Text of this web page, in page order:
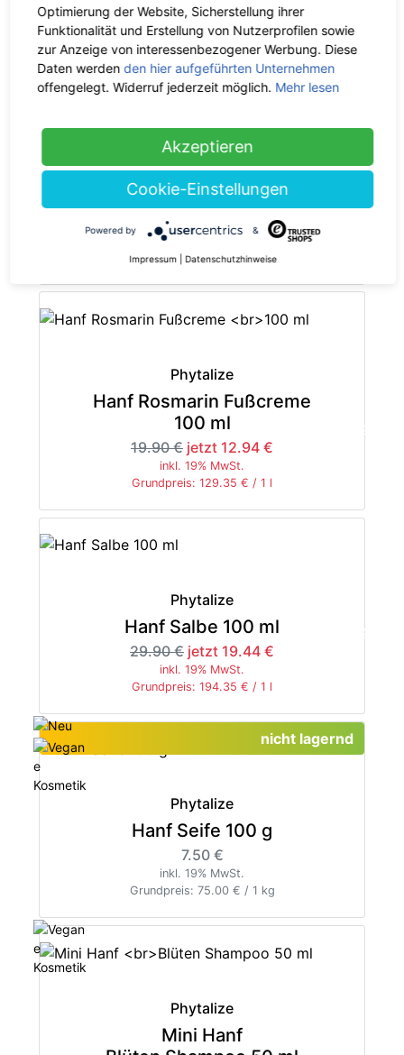
inkl. 19% MwSt.
Grundpreis: 122.85 € / 1 l
Phytalize
Hanf Orangen Dusch- & Badegel
200 ml
14.90 € jetzt 9.69 €
inkl. 19% MwSt.
Grundpreis: 48.43 € / 1 l
Phytalize
Hanf Rosmarin Fußcreme
100 ml
19.90 € jetzt 12.94 €
inkl. 19% MwSt.
Grundpreis: 129.35 € / 1 l
-35%
Phytalize
Hanf Salbe 100 ml
29.90 € jetzt 19.44 €
inkl. 19% MwSt.
Grundpreis: 194.35 € / 1 l
-35%
Phytalize
Hanf Seife 100 g
7.50 €
inkl. 19% MwSt.
Grundpreis: 75.00 € / 1 kg
nicht lagernd
Phytalize
Mini Hanf
Optimierung der Website, Sicherstellung ihrer
Funktionalität und Erstellung von Nutzerprofilen sowie
zur Anzeige von interessenbezogener Werbung. Diese
Daten werdenden hier aufgeführten Unternehmen
offengelegt. Widerruf jederzeit möglich. Mehr lesen
Akzeptieren
Cookie-Einstellungen
Powered by &
Impressum Datenschutzhinweise